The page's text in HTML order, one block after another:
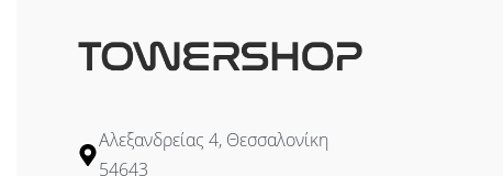
Αλεξανδρείας 4, Θεσσαλονίκη
54643